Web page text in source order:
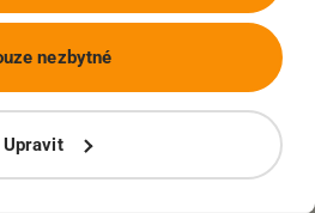
Upravit
nezbytné